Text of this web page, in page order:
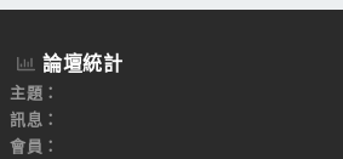
論壇統計
主題
訊息
會員